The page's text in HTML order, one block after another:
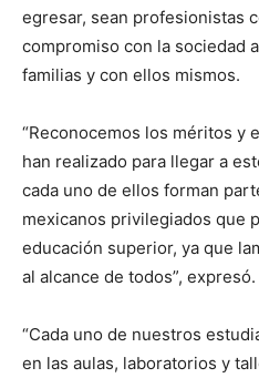
egresar, sean profesionistas
compromiso con la sociedad
familias y con ellos mismos.
“Reconocemos los méritos y
han realizado para llegar a
cada uno de ellos forman
mexicanos privilegiados que
educación superior, ya que
al alcance de todos”, expresó.
“Cada uno de nuestros
en las aulas, laboratorios y